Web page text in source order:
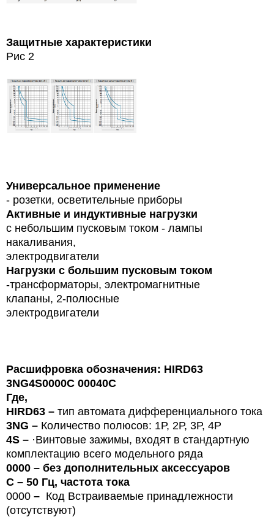
Защитные характеристики
Рис 2
Универсальное применение
- розетки, осветительные приборы
Активные и индуктивные нагрузки
с небольшим пусковым током - лампы
накаливания,
электродвигатели
Нагрузки с большим пусковым током
-трансформаторы, электромагнитные
клапаны, 2-полюсные
электродвигатели
Расшифровка обозначения: HIRD63
3NG4S0000C 00040C
Где,
HIRD63 – тип автомата дифференциального тока
3NG – Количество полюсов: 1Р, 2Р, 3Р, 4Р
4S – ·Винтовые зажимы, входят в стандартную
комплектацию всего модельного ряда
0000 – без дополнительных аксессуаров
С – 50 Гц, частота тока
0000 – Код Встраиваемые принадлежности
(отсутствуют)